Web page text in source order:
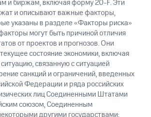
и биржам, включая форму 20-F. Эти
и описывают важные факторы,
указаны в разделе «Факторы риска»
могут быть причиной отличия
от проектов и прогнозов. Они
состояние экономики, включая
связанную с ситуацией
санкций и ограничений, введенных
Федерации и ряда российских
лиц Соединенными Штатами
союзом, Соединенным